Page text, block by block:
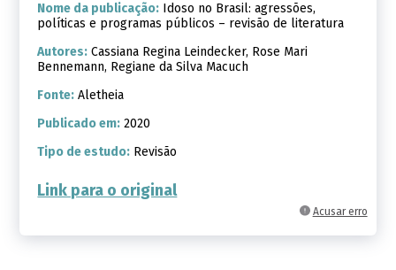
Acusar erro
Nome da publicação: Idoso no Brasil: agressões,
políticas e programas públicos – revisão de literatura
Autores: Cassiana Regina Leindecker, Rose Mari
Bennemann, Regiane da Silva Macuch
Fonte: Aletheia
Publicado em: 2020
Tipo de estudo: Revisão
Link para o original